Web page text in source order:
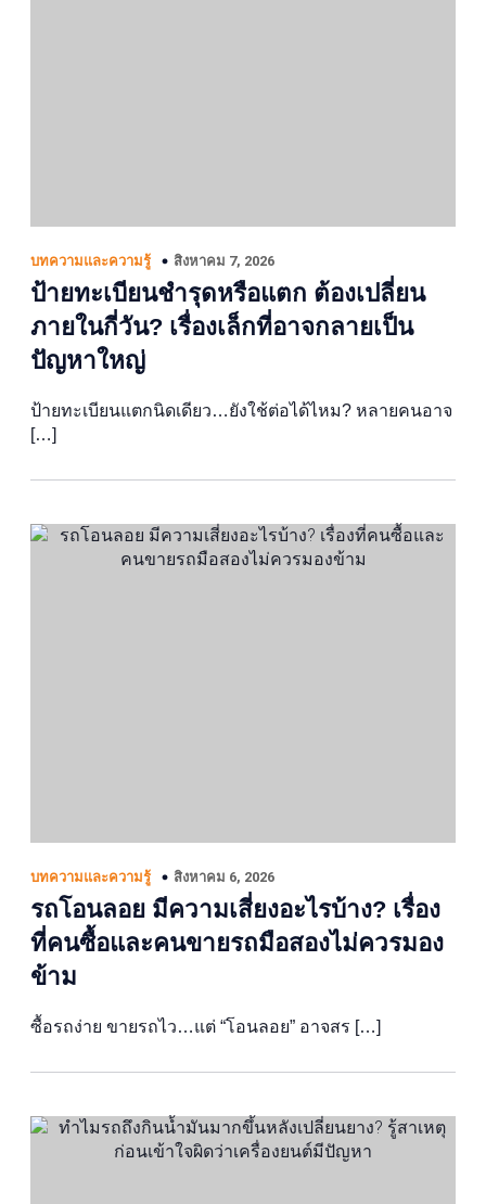
บทความและความรู้ สิงหาคม 7, 2026
ป้ายทะเบียนชำรุดหรือแตก ต้องเปลี่ยน
ภายในกี่วัน? เรื่องเล็กที่อาจกลายเป็น
ปัญหาใหญ่
ป้ายทะเบียนแตกนิดเดียว…ยังใช้ต่อได้ไหม? หลายคนอาจ
[…]
บทความและความรู้ สิงหาคม 6, 2026
รถโอนลอย มีความเสี่ยงอะไรบ้าง? เรื่อง
ที่คนซื้อและคนขายรถมือสองไม่ควรมอง
ข้าม
ซื้อรถง่าย ขายรถไว…แต่ “โอนลอย” อาจสร […]